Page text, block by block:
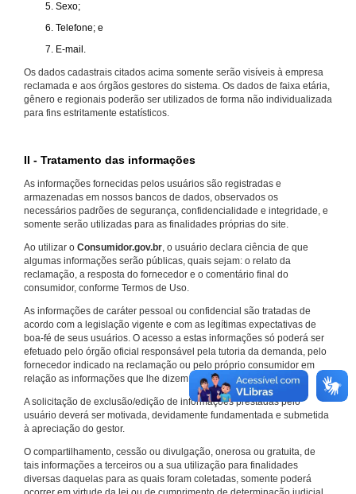
Sexo;
Telefone; e
E-mail.
Os dados cadastrais citados acima somente serão visíveis à empresa
reclamada e aos órgãos gestores do sistema. Os dados de faixa etária,
gênero e regionais poderão ser utilizados de forma não individualizada
para fins estritamente estatísticos.
II - Tratamento das informações
As informações fornecidas pelos usuários são registradas e
armazenadas em nossos bancos de dados, observados os
necessários padrões de segurança, confidencialidade e integridade, e
somente serão utilizadas para as finalidades próprias do site.
Ao utilizar o Consumidor.gov.br, o usuário declara ciência de que
algumas informações serão públicas, quais sejam: o relato da
reclamação, a resposta do fornecedor e o comentário final do
consumidor, conforme Termos de Uso.
As informações de caráter pessoal ou confidencial são tratadas de
acordo com a legislação vigente e com as legítimas expectativas de
boa-fé de seus usuários. O acesso a estas informações só poderá ser
efetuado pelo órgão oficial responsável pela tutoria da demanda, pelo
fornecedor indicado na reclamação ou pelo próprio consumidor em
relação as informações que lhe dizem respeito.
A solicitação de exclusão/edição de informações prestadas pelo
usuário deverá ser motivada, devidamente fundamentada e submetida
à apreciação do gestor.
O compartilhamento, cessão ou divulgação, onerosa ou gratuita, de
tais informações a terceiros ou a sua utilização para finalidades
diversas daquelas para as quais foram coletadas, somente poderá